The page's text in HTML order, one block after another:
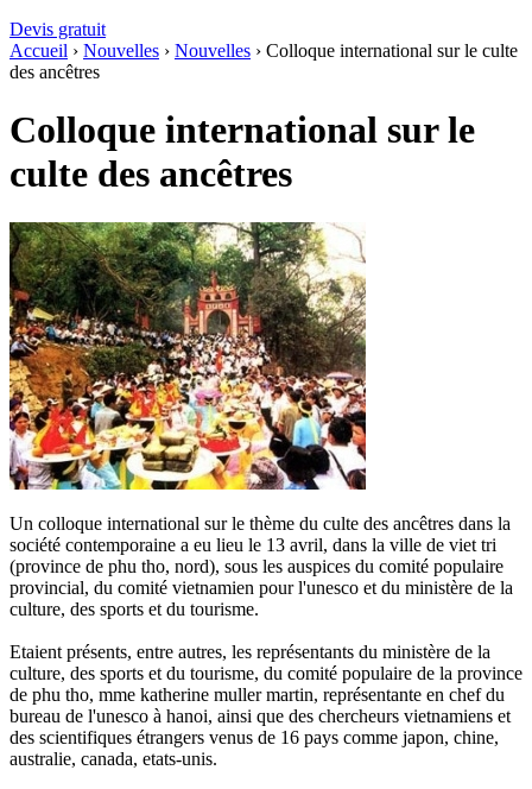
Devis gratuit
Accueil › Nouvelles › Nouvelles › Colloque international sur le culte
des ancêtres
Colloque international sur le
culte des ancêtres
Un colloque international sur le thème du culte des ancêtres dans la
société contemporaine a eu lieu le 13 avril, dans la ville de viet tri
(province de phu tho, nord), sous les auspices du comité populaire
provincial, du comité vietnamien pour l'unesco et du ministère de la
culture, des sports et du tourisme.
Etaient présents, entre autres, les représentants du ministère de la
culture, des sports et du tourisme, du comité populaire de la province
de phu tho, mme katherine muller martin, représentante en chef du
bureau de l'unesco à hanoi, ainsi que des chercheurs vietnamiens et
des scientifiques étrangers venus de 16 pays comme japon, chine,
australie, canada, etats-unis.